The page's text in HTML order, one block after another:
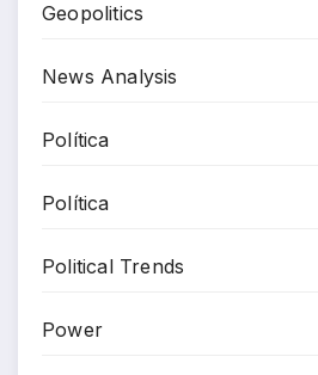
Geopolitics
News Analysis
Política
Política
Political Trends
Power